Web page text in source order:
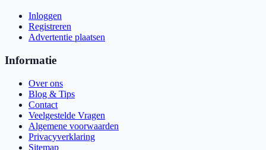
Inloggen
Registreren
Advertentie plaatsen
Informatie
Over ons
Blog & Tips
Contact
Veelgestelde Vragen
Algemene voorwaarden
Privacyverklaring
Sitemap